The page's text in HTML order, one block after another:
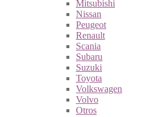
Mitsubishi
Nissan
Peugeot
Renault
Scania
Subaru
Suzuki
Toyota
Volkswagen
Volvo
Otros